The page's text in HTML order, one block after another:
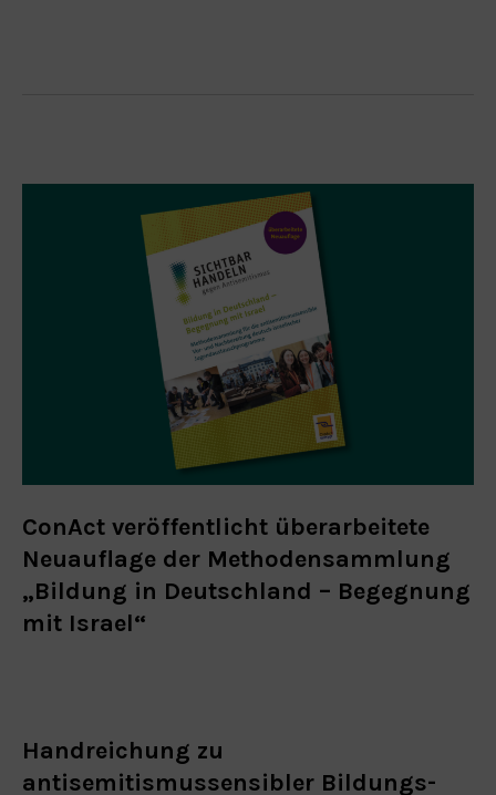
ConAct veröffentlicht überarbeitete
Neuauflage der Methodensammlung
„Bildung in Deutschland – Begegnung
mit Israel“
Handreichung zu
antisemitismussensibler Bildungs-